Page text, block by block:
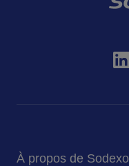
À propos de Sodexo